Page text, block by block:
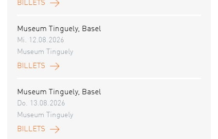
BILLETS
Museum Tinguely, Basel
Mi. 12.08.2026
Museum Tinguely
BILLETS
Museum Tinguely, Basel
Do. 13.08.2026
Museum Tinguely
BILLETS